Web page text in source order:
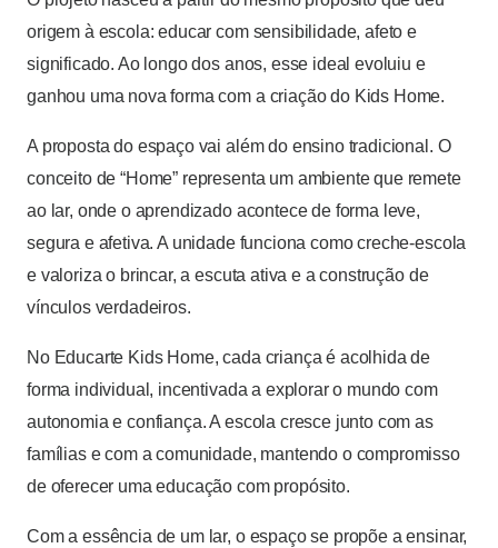
origem à escola: educar com sensibilidade, afeto e
significado. Ao longo dos anos, esse ideal evoluiu e
ganhou uma nova forma com a criação do Kids Home.
A proposta do espaço vai além do ensino tradicional. O
conceito de “Home” representa um ambiente que remete
ao lar, onde o aprendizado acontece de forma leve,
segura e afetiva. A unidade funciona como creche-escola
e valoriza o brincar, a escuta ativa e a construção de
vínculos verdadeiros.
No Educarte Kids Home, cada criança é acolhida de
forma individual, incentivada a explorar o mundo com
autonomia e confiança. A escola cresce junto com as
famílias e com a comunidade, mantendo o compromisso
de oferecer uma educação com propósito.
Com a essência de um lar, o espaço se propõe a ensinar,